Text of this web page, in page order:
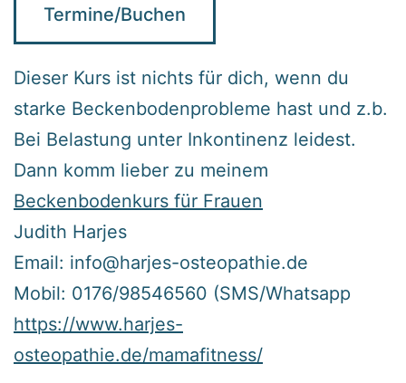
Termine/Buchen
Dieser Kurs ist nichts für dich, wenn du
starke Beckenbodenprobleme hast und z.b.
Bei Belastung unter Inkontinenz leidest.
Dann komm lieber zu meinem
Beckenbodenkurs für Frauen
Judith Harjes
Email: info@harjes-osteopathie.de
Mobil: 0176/98546560 (SMS/Whatsapp
https://www.harjes-
osteopathie.de/mamafitness/